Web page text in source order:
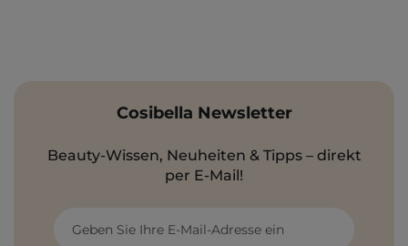
Cosibella Newsletter
Beauty-Wissen, Neuheiten & Tipps – direkt
per E-Mail!
Geben Sie Ihre E-Mail-Adresse ein